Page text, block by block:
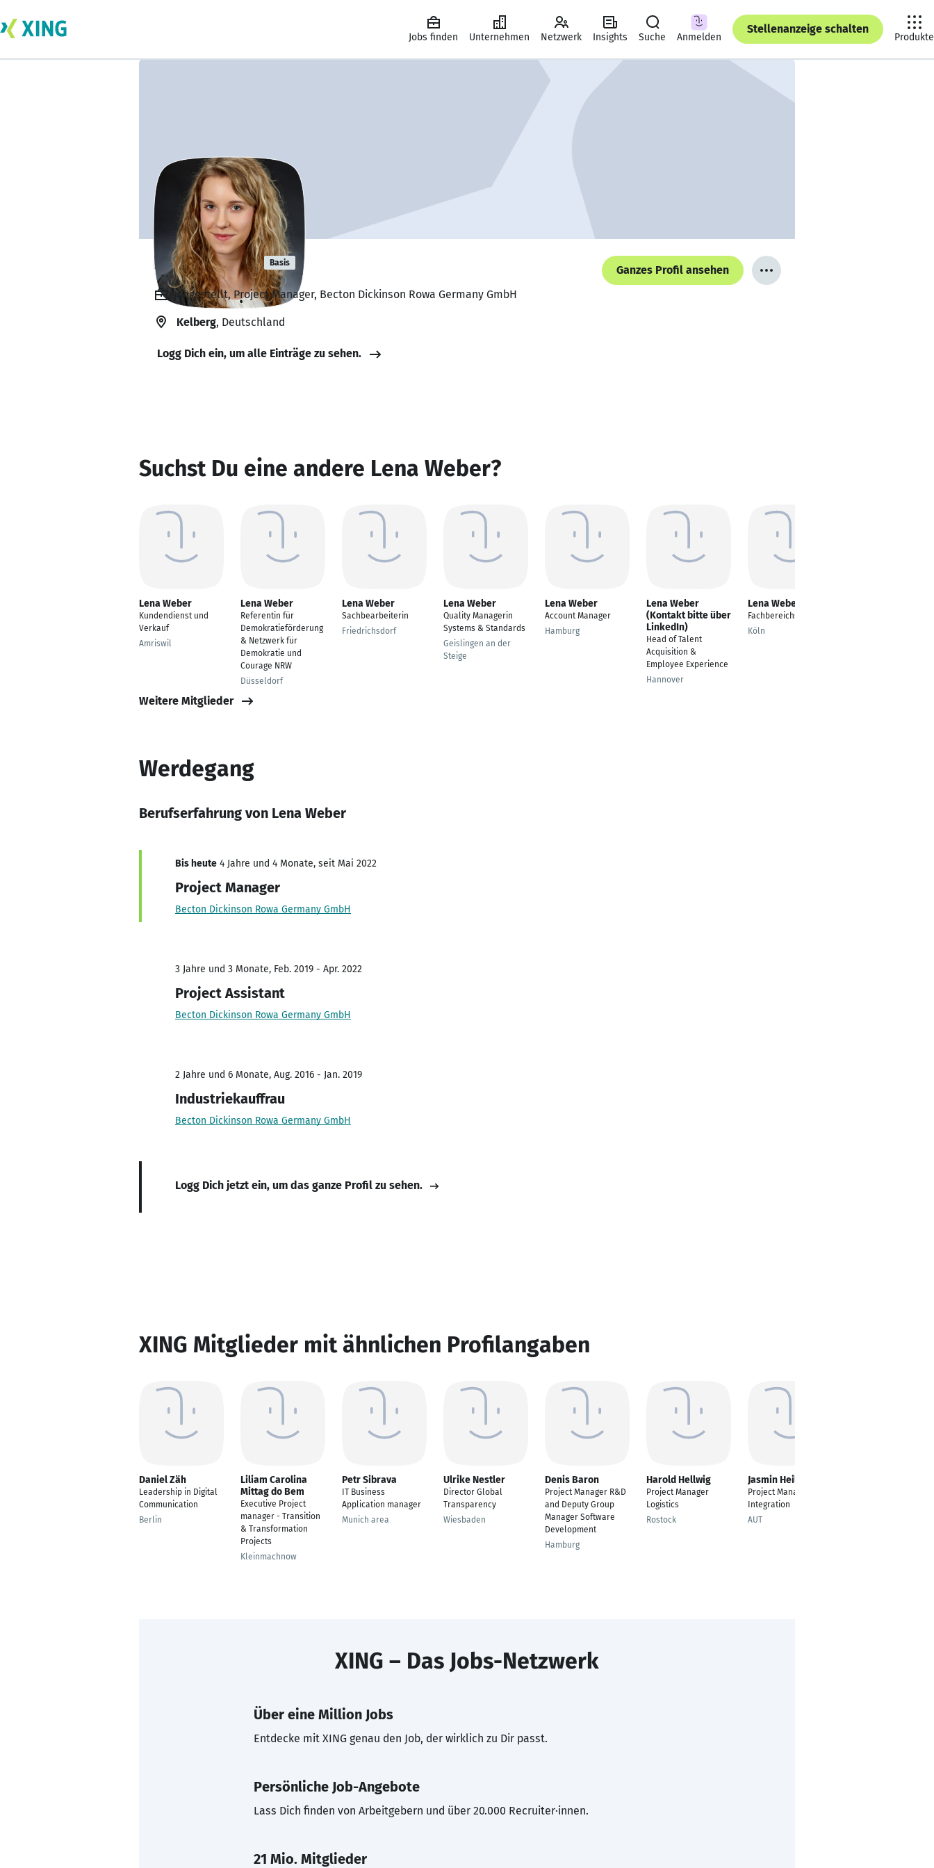
Jobs finden Unternehmen Netzwerk Insights Suche Anmelden
Stellenanzeige schalten
Produkte
Lena Weber Basis
Ganzes Profil ansehen
Angestellt, Project Manager, Becton Dickinson Rowa Germany GmbH
Kelberg, Deutschland
Logg Dich ein, um alle Einträge zu sehen.
Suchst Du eine andere Lena Weber?
Lena Weber
Kundendienst und
Verkauf
Amriswil
Lena Weber
Referentin für
Demokratieförderung
& Netzwerk für
Demokratie und
Courage NRW
Düsseldorf
Lena Weber
Sachbearbeiterin
Friedrichsdorf
Lena Weber
Quality Managerin
Systems & Standards
Geislingen an der
Steige
Lena Weber
Account Manager
Hamburg
Lena Weber
(Kontakt bitte über
LinkedIn)
Head of Talent
Acquisition &
Employee Experience
Hannover
Lena Weber
Fachbereichsleiterin
Köln
Weitere Mitglieder
Werdegang
Berufserfahrung von Lena Weber
Bis heute 4 Jahre und 4 Monate, seit Mai 2022
Project Manager
Becton Dickinson Rowa Germany GmbH
3 Jahre und 3 Monate, Feb. 2019 - Apr. 2022
Project Assistant
Becton Dickinson Rowa Germany GmbH
2 Jahre und 6 Monate, Aug. 2016 - Jan. 2019
Industriekauffrau
Becton Dickinson Rowa Germany GmbH
Logg Dich jetzt ein, um das ganze Profil zu sehen.
XING Mitglieder mit ähnlichen Profilangaben
Daniel Zäh
Leadership in Digital
Communication
Berlin
Liliam Carolina
Mittag do Bem
Executive Project
manager - Transition
& Transformation
Projects
Kleinmachnow
Petr Sibrava
IT Business
Application manager
Munich area
Ulrike Nestler
Director Global
Transparency
Wiesbaden
Denis Baron
Project Manager R&D
and Deputy Group
Manager Software
Development
Hamburg
Harold Hellwig
Project Manager
Logistics
Rostock
Jasmin Heil
Project Manager, M&A
Integration
AUT
XING – Das Jobs-Netzwerk
Über eine Million Jobs
Entdecke mit XING genau den Job, der wirklich zu Dir passt.
Persönliche Job-Angebote
Lass Dich finden von Arbeitgebern und über 20.000 Recruiter·innen.
21 Mio. Mitglieder